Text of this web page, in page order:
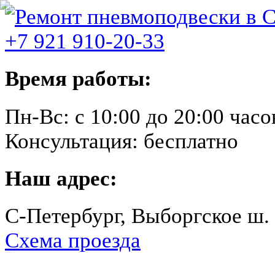
+7 921 910-20-33
Время работы:
Пн-Вс: с 10:00 до 20:00
Консультация: бесплатно
Наш адрес:
C-Петербург, Выборгское
Схема проезда